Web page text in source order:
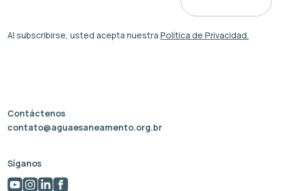
Al subscribirse, usted acepta nuestra Política de Privacidad.
Contáctenos
contato@aguaesaneamento.org.br
Síganos